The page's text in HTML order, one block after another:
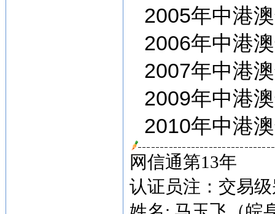
2005年中港
2006年中港
2007年中港
2009年中港
2010年中港
网信通第13年
认证员注：交易